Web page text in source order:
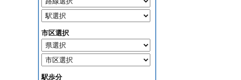
市区選択
駅歩分